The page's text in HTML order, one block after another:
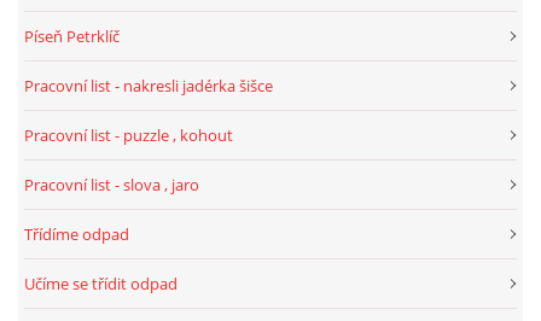
MOJE TVORBA POHÁDEK PRO DĚTI
SPONZOŘI
Píseň Petrklíč
Pracovní list - nakresli jadérka šišce
Pracovní list - puzzle , kohout
Pracovní list - slova , jaro
Třídíme odpad
Učíme se třídit odpad